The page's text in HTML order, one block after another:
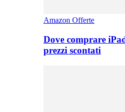
Amazon Offerte
Dove comprare
prezzi scontati